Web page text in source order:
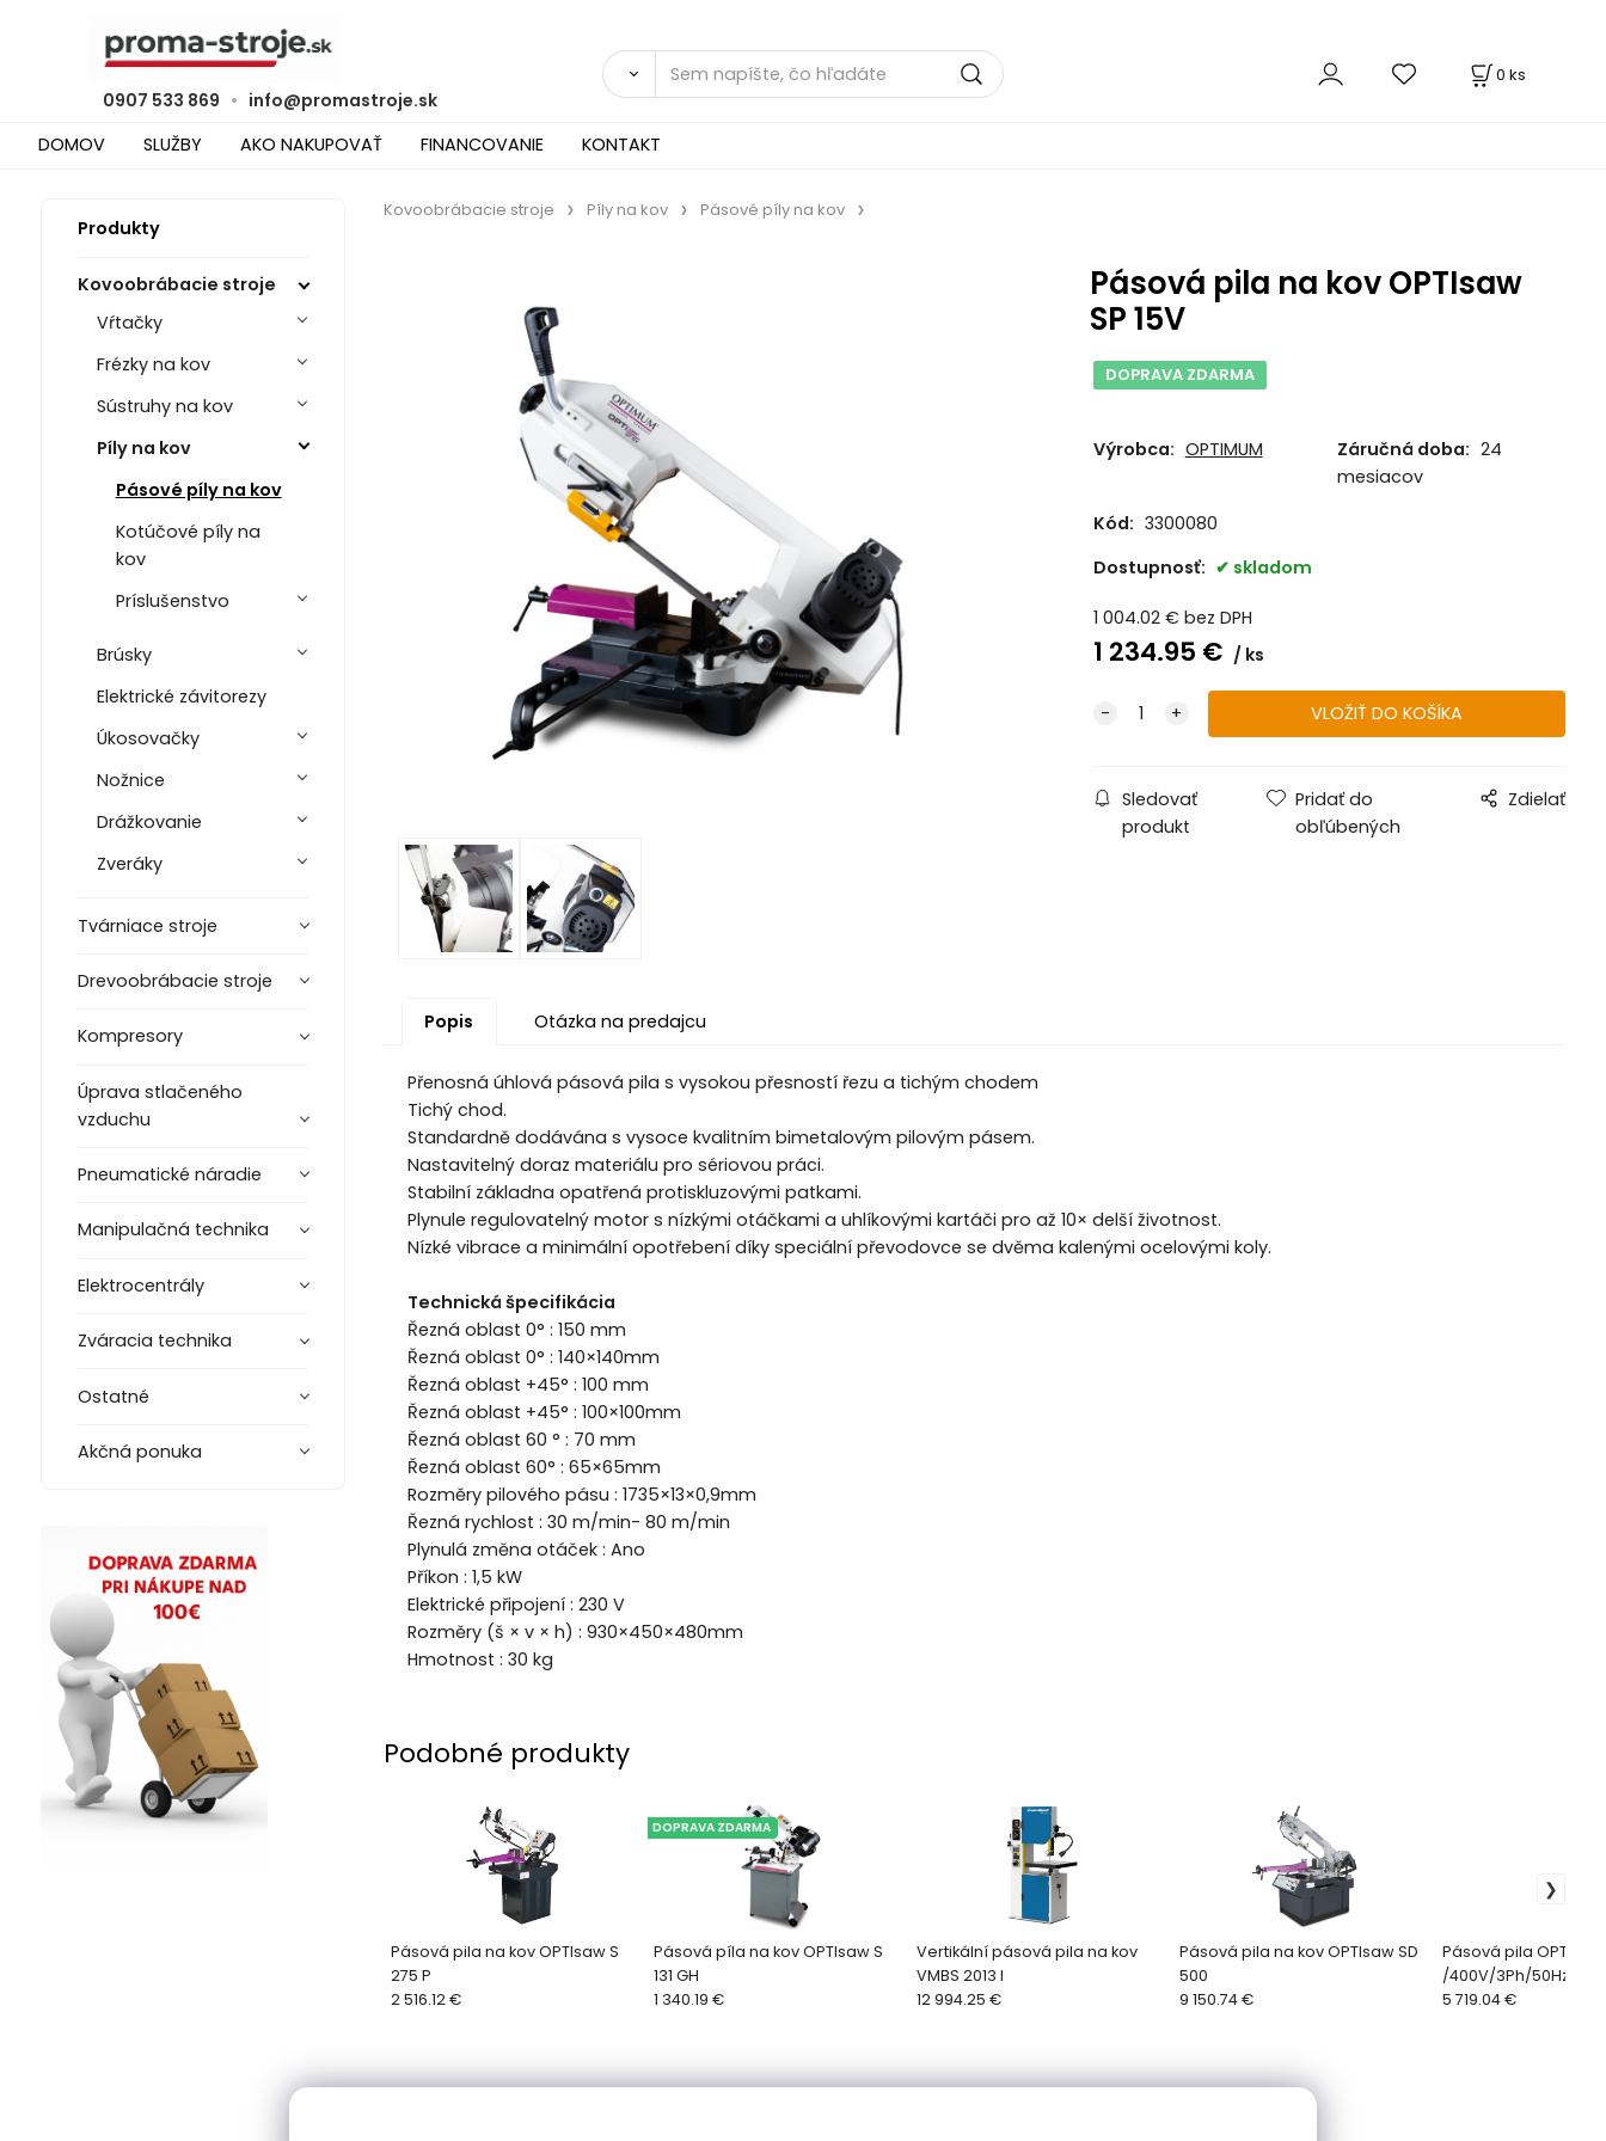
0907 533 869 • info@promastroje.sk
0 ks
DOMOV SLUŽBY AKO NAKUPOVAŤ FINANCOVANIE KONTAKT
Produkty
Kovoobrábacie stroje
Vŕtačky
Frézky na kov
Sústruhy na kov
Píly na kov
Pásové píly na kov
Kotúčové píly na
kov
Príslušenstvo
Brúsky
Elektrické závitorezy
Úkosovačky
Nožnice
Drážkovanie
Zveráky
Tvárniace stroje
Drevoobrábacie stroje
Kompresory
Úprava stlačeného
vzduchu
Pneumatické náradie
Manipulačná technika
Elektrocentrály
Zváracia technika
Ostatné
Akčná ponuka
Kovoobrábacie stroje Píly na kov Pásové píly na kov
Pásová pila na kov OPTIsaw
SP 15V
DOPRAVA ZDARMA
Výrobca: OPTIMUM Záručná doba: 24
mesiacov
Kód: 3300080
Dostupnosť:
skladom
1 004.02€ bez DPH
1 234.95 € ks
Sledovať
produkt
Pridať do
obľúbených
Zdielať
Popis Otázka na predajcu
Přenosná úhlová pásová pila s vysokou přesností řezu a tichým chodem
Tichý chod.
Standardně dodávána s vysoce kvalitním bimetalovým pilovým pásem.
Nastavitelný doraz materiálu pro sériovou práci.
Stabilní základna opatřená protiskluzovými patkami.
Plynule regulovatelný motor s nízkými otáčkami a uhlíkovými kartáči pro až 10× delší životnost.
Nízké vibrace a minimální opotřebení díky speciální převodovce se dvěma kalenými ocelovými koly.
Technická špecifikácia
Řezná oblast 0° : 150 mm
Řezná oblast 0° : 140×140mm
Řezná oblast +45° : 100 mm
Řezná oblast +45° : 100×100mm
Řezná oblast 60 ° : 70 mm
Řezná oblast 60° : 65×65mm
Rozměry pilového pásu : 1735×13×0,9mm
Řezná rychlost : 30 m/min- 80 m/min
Plynulá změna otáček : Ano
Příkon : 1,5 kW
Elektrické připojení : 230 V
Rozměry (š × v × h) : 930×450×480mm
Hmotnost : 30 kg
Podobné produkty
Pásová pila na kov OPTIsaw S
275 P
2 516.12 €
Pásová píla na kov OPTIsaw S
131 GH
DOPRAVA ZDARMA
1 340.19 €
Vertikální pásová pila na kov
VMBS 2013 I
12 994.25 €
Pásová pila na kov OPTIsaw SD
500
9 150.74 €
Pásová pila OPTIsaw
/400V/3Ph/50Hz
5 719.04 €